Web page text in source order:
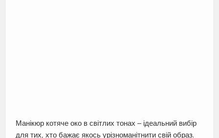
Манікюр котяче око в світлих тонах – ідеальний вибір
для тих, хто бажає якось урізноманітнити свій образ.